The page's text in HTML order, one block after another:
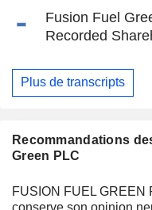
Fusion Fuel
Recorded
Plus de transcripts
Recommandations
Green PLC
FUSION FUEL GREEN
conserve son opinion